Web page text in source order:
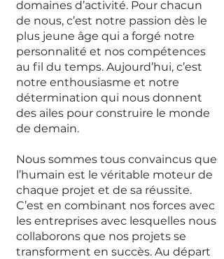
domaines d’activité. Pour chacun
de nous, c’est notre passion dès le
plus jeune âge qui a forgé notre
personnalité et nos compétences
au fil du temps. Aujourd’hui, c’est
notre enthousiasme et notre
détermination qui nous donnent
des ailes pour construire le monde
de demain.
Nous sommes tous convaincus que
l’humain est le véritable moteur de
chaque projet et de sa réussite.
C’est en combinant nos forces avec
les entreprises avec lesquelles nous
collaborons que nos projets se
transforment en succès. Au départ